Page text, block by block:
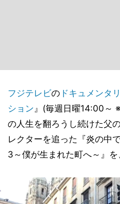
フジテレビの ドキュメンタ
ション』(毎週日曜14:00～
の人生を翻ろうし続けた父
レクターを追った『炎の中
3～僕が生まれた町へ～』を